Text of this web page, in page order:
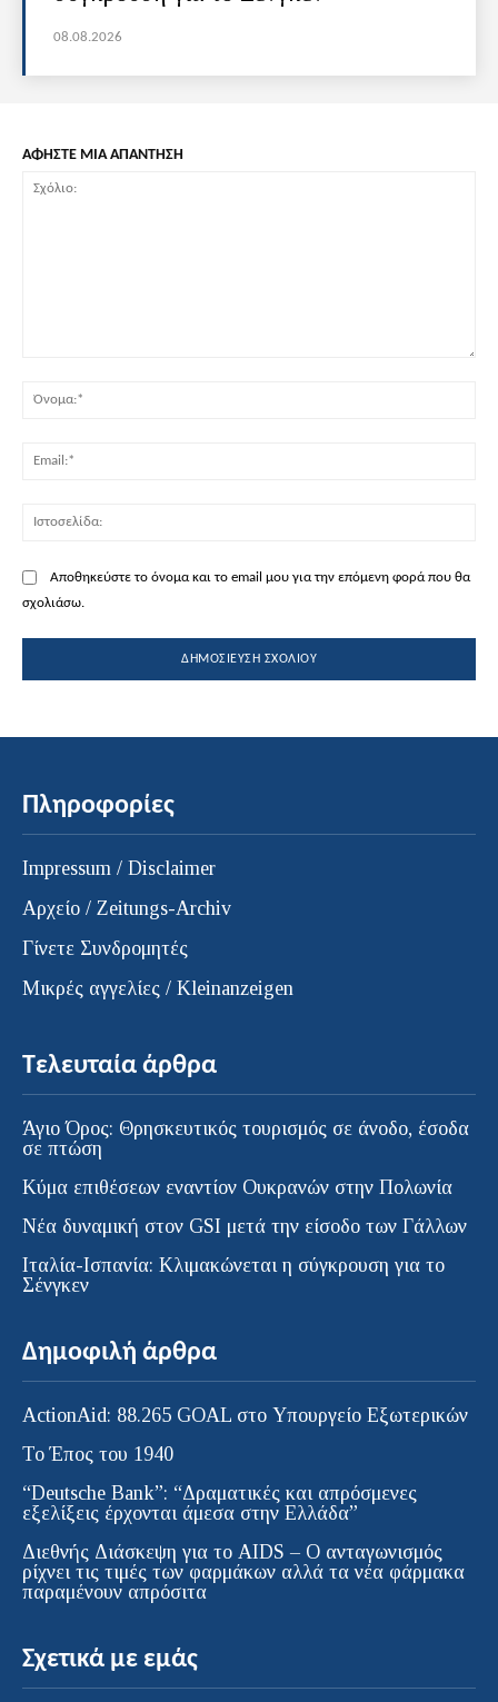
08.08.2026
ΑΦΗΣΤΕ ΜΙΑ ΑΠΑΝΤΗΣΗ
Αποθηκεύστε το όνομα και το email μου για την επόμενη φορά που θα
σχολιάσω.
Πληροφορίες
Impressum / Disclaimer
Αρχείο / Zeitungs-Archiv
Γίνετε Συνδρομητές
Μικρές αγγελίες / Kleinanzeigen
Τελευταία άρθρα
Άγιο Όρος: Θρησκευτικός τουρισμός σε άνοδο, έσοδα
σε πτώση
Κύμα επιθέσεων εναντίον Ουκρανών στην Πολωνία
Νέα δυναμική στον GSI μετά την είσοδο των Γάλλων
Ιταλία-Ισπανία: Κλιμακώνεται η σύγκρουση για το
Σένγκεν
Δημοφιλή άρθρα
ActionAid: 88.265 GOAL στο Υπουργείο Εξωτερικών
Το Έπος του 1940
“Deutsche Bank”: “Δραματικές και απρόσμενες
εξελίξεις έρχονται άμεσα στην Ελλάδα”
Διεθνής Διάσκεψη για το AIDS – Ο ανταγωνισμός
ρίχνει τις τιμές των φαρμάκων αλλά τα νέα φάρμακα
παραμένουν απρόσιτα
Σχετικά με εμάς